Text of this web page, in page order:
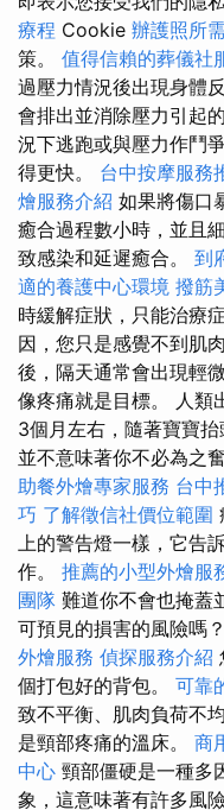
療程 Cookie 辦護照所
策。 值得信賴的葬儀社
過壓力情況後出現身體
會排出並消除壓力引起
況下逃跑或與壓力作鬥
得更快。 台中按摩服務
燴服務介紹 如果將傷口
癒合過程數小時，並且
致感染和延遲癒合。 到
適的養護中心環境 撥筋
時緩解症狀，只能治療
因，您只是感覺不到肌
後，隔天通常會出現輕
像疼痛就是目標。 人類
3個月左右，隨著寶寶
並不意味著你不必為之
助餐外燴專家服務 台中
巧 了解徵信社價位範圍
上的警告燈一樣，它告
作。 推薦的小型外燴服
團隊 難道你不會也掩蓋
可預見的損害的風險嗎
外燴服務 偵探服務介紹
個打包好的背包。 可靠
致不平衡、肌肉負荷不
是頸部疼痛的溫床。 商
中心 頸部僵硬是一種多
象，這意味著有許多風